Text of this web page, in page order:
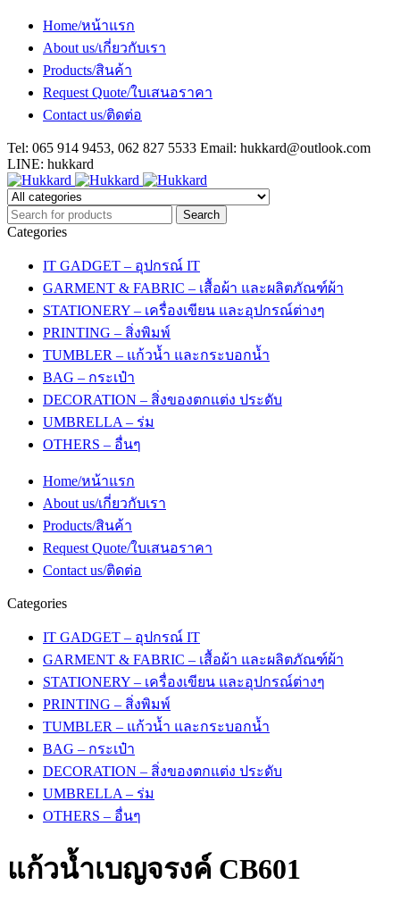
Home/หน้าแรก
About us/เกี่ยวกับเรา
Products/สินค้า
Request Quote/ใบเสนอราคา
Contact us/ติดต่อ
Tel: 065 914 9453, 062 827 5533 Email: hukkard@outlook.com
LINE: hukkard
Categories
IT GADGET – อุปกรณ์ IT
GARMENT & FABRIC – เสื้อผ้า และผลิตภัณฑ์ผ้า
STATIONERY – เครื่องเขียน และอุปกรณ์ต่างๆ
PRINTING – สิ่งพิมพ์
TUMBLER – แก้วน้ำ และกระบอกน้ำ
BAG – กระเป๋า
DECORATION – สิ่งของตกแต่ง ประดับ
UMBRELLA – ร่ม
OTHERS – อื่นๆ
Home/หน้าแรก
About us/เกี่ยวกับเรา
Products/สินค้า
Request Quote/ใบเสนอราคา
Contact us/ติดต่อ
Categories
IT GADGET – อุปกรณ์ IT
GARMENT & FABRIC – เสื้อผ้า และผลิตภัณฑ์ผ้า
STATIONERY – เครื่องเขียน และอุปกรณ์ต่างๆ
PRINTING – สิ่งพิมพ์
TUMBLER – แก้วน้ำ และกระบอกน้ำ
BAG – กระเป๋า
DECORATION – สิ่งของตกแต่ง ประดับ
UMBRELLA – ร่ม
OTHERS – อื่นๆ
แก้วน้ำเบญจรงค์ CB601